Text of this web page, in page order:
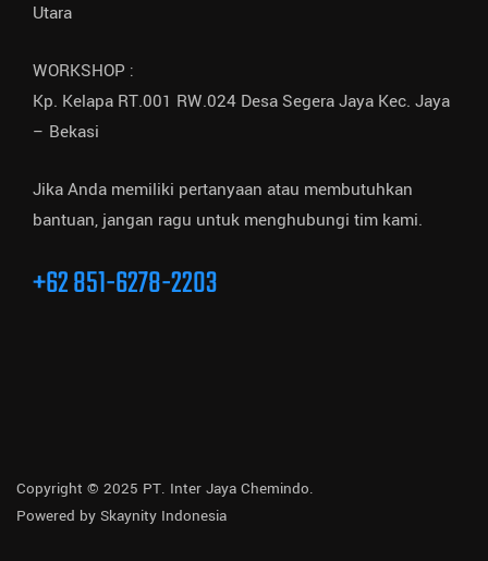
Utara
WORKSHOP :
Kp. Kelapa RT.001 RW.024 Desa Segera Jaya Kec. Jaya
– Bekasi
Jika Anda memiliki pertanyaan atau membutuhkan
bantuan, jangan ragu untuk menghubungi tim kami.
+62 851-6278-2203
Copyright © 2025 PT. Inter Jaya Chemindo.
Powered by Skaynity Indonesia